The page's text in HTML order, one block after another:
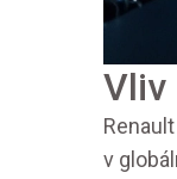
Vliv
v